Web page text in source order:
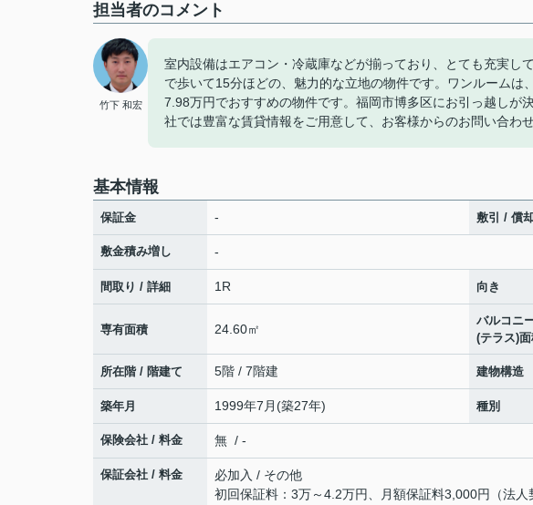
担当者のコメント
竹下 和宏
室内設備はエアコン・冷蔵庫などが揃っており、とても充実し
で歩いて15分ほどの、魅力的な立地の物件です。ワンルーム
7.98万円でおすすめの物件です。福岡市博多区にお引っ越しが
社では豊富な賃貸情報をご用意して、お客様からのお問い合わ
基本情報
保証金 - 敷引 / 償
敷金積み増し -
間取り / 詳細 1R 向き
専有面積 24.60㎡
バルコニ
(テラス)
所在階 / 階建て 5階 / 7階建 建物構造
築年月 1999年7月(築27年) 種別
保険会社 / 料金 無 / -
保証会社 / 料金
必加入 / その他
初回保証料：3万～4.2万円、月額保証料3,000円（法人